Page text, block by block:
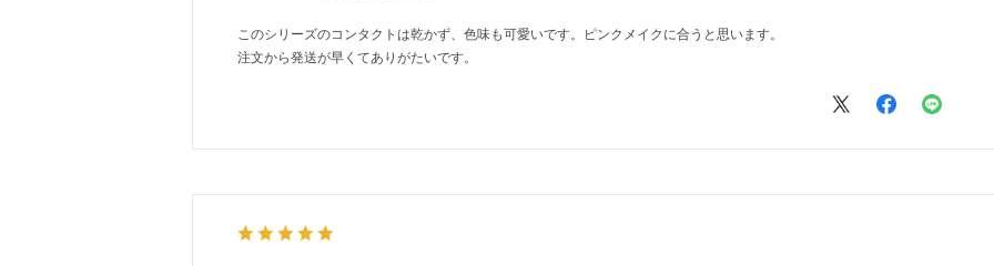
このシリーズのコンタクトは乾かず、色味も可愛いです。ピンクメイクに合うと思います。
注文から発送が早くてありがたいです。